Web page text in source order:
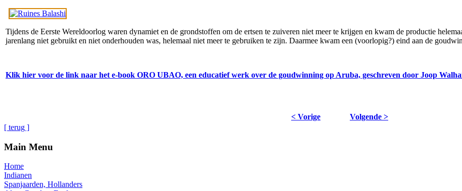
Tijdens de Eerste Wereldoorlog waren dynamiet en de grondstoffen om de ertsen te zuiveren niet meer te krijgen en kwam de productie
jarenlang niet gebruikt en niet onderhouden was, helemaal niet meer te gebruiken te zijn. Daarmee kwam een (voorlopig?) eind aan de
Klik hier voor de link naar het e-book ORO UBAO, een educatief werk over de goudwinning op Aruba, geschreven door Joop
< Vorige
Volgende >
[ terug ]
Main Menu
Home
Indianen
Spanjaarden, Hollanders